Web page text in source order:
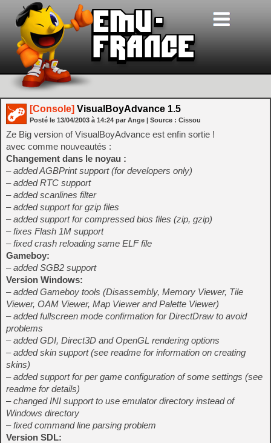
[Console] VisualBoyAdvance 1.5
Posté le 13/04/2003 à 14:24 par Ange | Source : Cissou
Ze Big version of VisualBoyAdvance est enfin sortie !
avec comme nouveautés :
Changement dans le noyau :
– added AGBPrint support (for developers only)
– added RTC support
– added scanlines filter
– added support for gzip files
– added support for compressed bios files (zip, gzip)
– fixes Flash 1M support
– fixed crash reloading same ELF file
Gameboy:
– added SGB2 support
Version Windows:
– added Gameboy tools (Disassembly, Memory Viewer, Tile
Viewer, OAM Viewer, Map Viewer and Palette Viewer)
– added fullscreen mode confirmation for DirectDraw to avoid
problems
– added GDI, Direct3D and OpenGL rendering options
– added skin support (see readme for information on creating
skins)
– added support for per game configuration of some settings (see
readme for details)
– changed INI support to use emulator directory instead of
Windows directory
– fixed command line parsing problem
Version SDL: